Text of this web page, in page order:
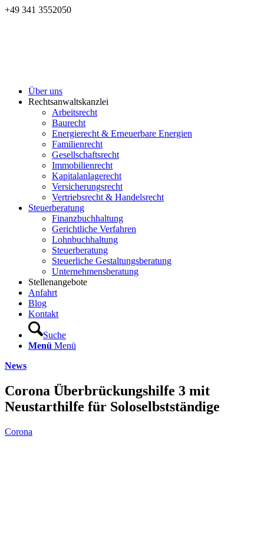
+49 341 3552050
Über uns
Rechtsanwaltskanzlei
Arbeitsrecht
Baurecht
Energierecht & Erneuerbare Energien
Familienrecht
Gesellschaftsrecht
Immobilienrecht
Kapitalanlagerecht
Versicherungsrecht
Vertriebsrecht & Handelsrecht
Steuerberatung
Finanzbuchhaltung
Gerichtliche Verfahren
Lohnbuchhaltung
Steuerberatung
Steuerliche Gestaltungsberatung
Unternehmensberatung
Stellenangebote
Anfahrt
Blog
Kontakt
Suche
Menü Menü
News
Corona Überbrückungshilfe 3 mit
Neustarthilfe für Soloselbstständige
Corona